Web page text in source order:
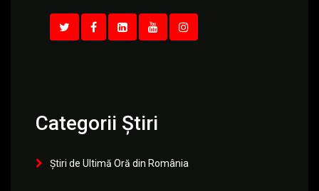
Categorii Știri
Știri de Ultimă Oră din România